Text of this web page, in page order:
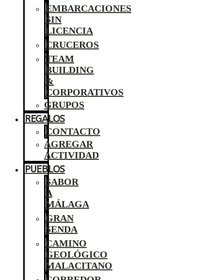
EMBARCACIONES
SIN
LICENCIA
CRUCEROS
TEAM
BUILDING
&
CORPORATIVOS
GRUPOS
REGALOS
CONTACTO
AGREGAR
ACTIVIDAD
PUEBLOS
SABOR
A
MÁLAGA
GRAN
SENDA
CAMINO
GEOLÓGICO
MALACITANO